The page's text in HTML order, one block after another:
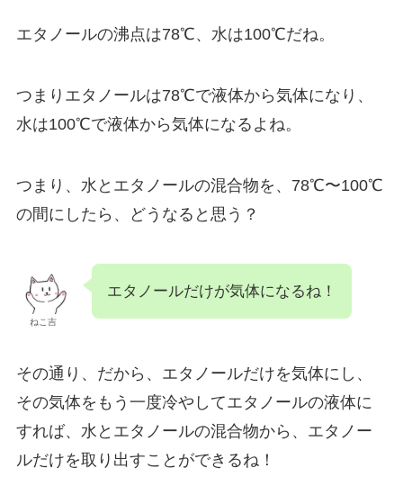
エタノールの沸点は78℃、水は100℃だね。
つまりエタノールは78℃で液体から気体になり、
水は100℃で液体から気体になるよね。
つまり、水とエタノールの混合物を、78℃〜100℃
の間にしたら、どうなると思う？
ねこ吉
エタノールだけが気体になるね！
その通り、だから、エタノールだけを気体にし、
その気体をもう一度冷やしてエタノールの液体に
すれば、水とエタノールの混合物から、エタノー
ルだけを取り出すことができるね！